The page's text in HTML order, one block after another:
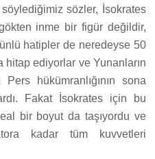
sözler, İsokrates
inme bir figür değildir,
hatipler de neredeyse 50
hitap ediyorlar ve Yunanların
hükümranlığının sona
Fakat İsokrates için bu
bir boyut da taşıyordu ve
kadar tüm kuvvetleri